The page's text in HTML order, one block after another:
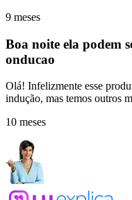
9 meses
Boa noite ela podem
onducao
Olá! Infelizmente esse
indução, mas temos outros
10 meses